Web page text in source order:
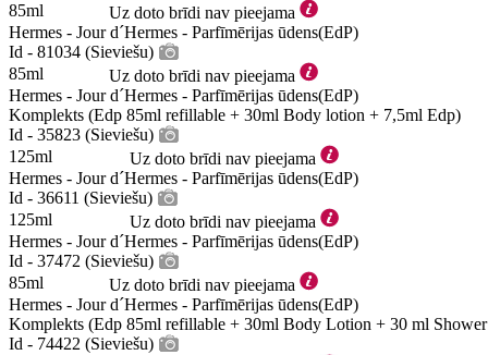
85ml
Uz doto brīdi nav pieejama
Hermes - Jour d´Hermes - Parfīmērijas ūdens(EdP)
Id - 81034 (Sieviešu)
85ml
Uz doto brīdi nav pieejama
Hermes - Jour d´Hermes - Parfīmērijas ūdens(EdP)
Komplekts (Edp 85ml refillable + 30ml Body lotion + 7,5ml Edp)
Id - 35823 (Sieviešu)
125ml
Uz doto brīdi nav pieejama
Hermes - Jour d´Hermes - Parfīmērijas ūdens(EdP)
Id - 36611 (Sieviešu)
125ml
Uz doto brīdi nav pieejama
Hermes - Jour d´Hermes - Parfīmērijas ūdens(EdP)
Id - 37472 (Sieviešu)
85ml
Uz doto brīdi nav pieejama
Hermes - Jour d´Hermes - Parfīmērijas ūdens(EdP)
Komplekts (Edp 85ml refillable + 30ml Body Lotion + 30 ml
Id - 74422 (Sieviešu)